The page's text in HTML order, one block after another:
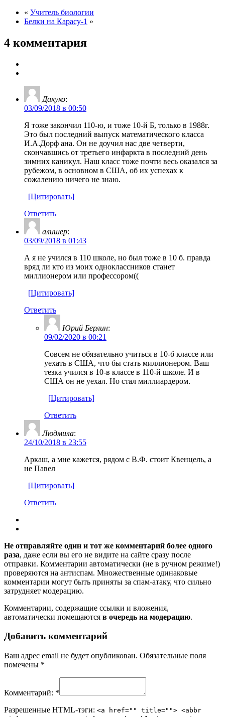
« Учитель биологии
Белки на Карасу-1 »
4 комментария
Дакуко:
03/09/2018 в 00:50
Я тоже закончил 110-ю, и тоже 10-й Б, только в 1988г.
Это был последний выпуск математического класса
И.А.Дорф ана. Он не доучил нас две четверти,
скончавшись от третьего инфаркта в последний день
зимних каникул. Наш класс тоже почти весь оказался за
рубежом, в основном в США, об их успехах к
сожалению ничего не знаю.
[Цитировать]
Ответить
алишер:
03/09/2018 в 01:43
А я не учился в 110 школе, но был тоже в 10 б. правда
вряд ли кто из моих одноклассников станет
миллионером или профессором((
[Цитировать]
Ответить
Юрий Берлин:
09/02/2020 в 00:21
Совсем не обязательно учиться в 10-б классе или
уехать в США, что бы стать миллионером. Ваш
тезка учился в 10-в классе в 110-й школе. И в
США он не уехал. Но стал миллиардером.
[Цитировать]
Ответить
Людмила:
24/10/2018 в 23:55
Аркаш, а мне кажется, рядом с В.Ф. стоит Квенцель, а
не Павел
[Цитировать]
Ответить
Не отправляйте один и тот же комментарий более одного
раза, даже если вы его не видите на сайте сразу после
отправки. Комментарии автоматически (не в ручном режиме!)
проверяются на антиспам. Множественные одинаковые
комментарии могут быть приняты за спам-атаку, что сильно
затрудняет модерацию.
Комментарии, содержащие ссылки и вложения,
автоматически помещаются в очередь на модерацию.
Добавить комментарий
Ваш адрес email не будет опубликован. Обязательные поля
помечены *
Комментарий: *
Разрешенные HTML-тэги: <a href="" title=""> <abbr